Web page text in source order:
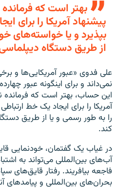
بهتر است که فرمانده
پیشنهاد آمریکا را برای
بپذیرد و یا خواسته‌های
از طریق دستگاه دیپلماسی
علی فدوی «عبور آمریکایی‌ها و
نمی‌داند و برای اینگونه عبور
این حساب، بهتر است که فرمانده
آمریکا را برای ایجاد یک خط
را به طور رسمی و یا از طریق
کند.
در غیاب یک گفتمان، خودنمایی
آب‌های بین‌المللی می‌تواند به
فاجعه بیافریند. رفتار قایق‌های
بحران‌های بین‌المللی و پیامد‌های